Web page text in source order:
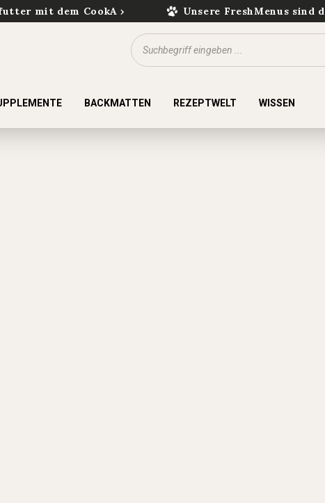
mit dem CookA Unsere FreshMenus sind
BACKMATTEN REZEPTWELT WISSEN